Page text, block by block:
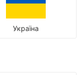
Україна